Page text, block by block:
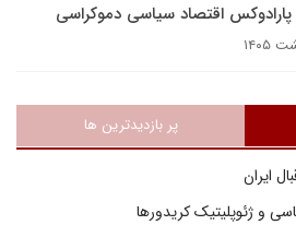
پارادوکس اقتصاد سیاسی دموکراسی
پر بازدیدترین ها
ایران
و ژئوپلیتیک کریدورها